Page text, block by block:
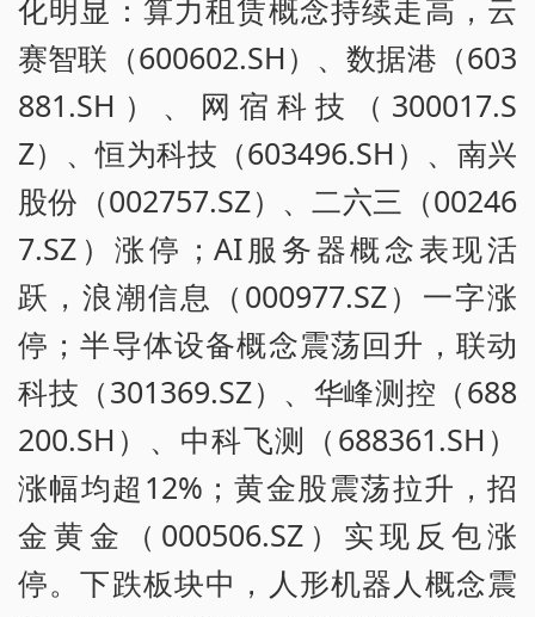
化明显：算力租赁概念持续走高，云
赛智联（600602.SH）、数据港（603
881.SH）、网宿科技（300017.S
Z）、恒为科技（603496.SH）、南兴
股份（002757.SZ）、二六三（00246
7.SZ）涨停；AI服务器概念表现活
跃，浪潮信息（000977.SZ）一字涨
停；半导体设备概念震荡回升，联动
科技（301369.SZ）、华峰测控（688
200.SH）、中科飞测（688361.SH）
涨幅均超12%；黄金股震荡拉升，招
金黄金（000506.SZ）实现反包涨
停。下跌板块中，人形机器人概念震